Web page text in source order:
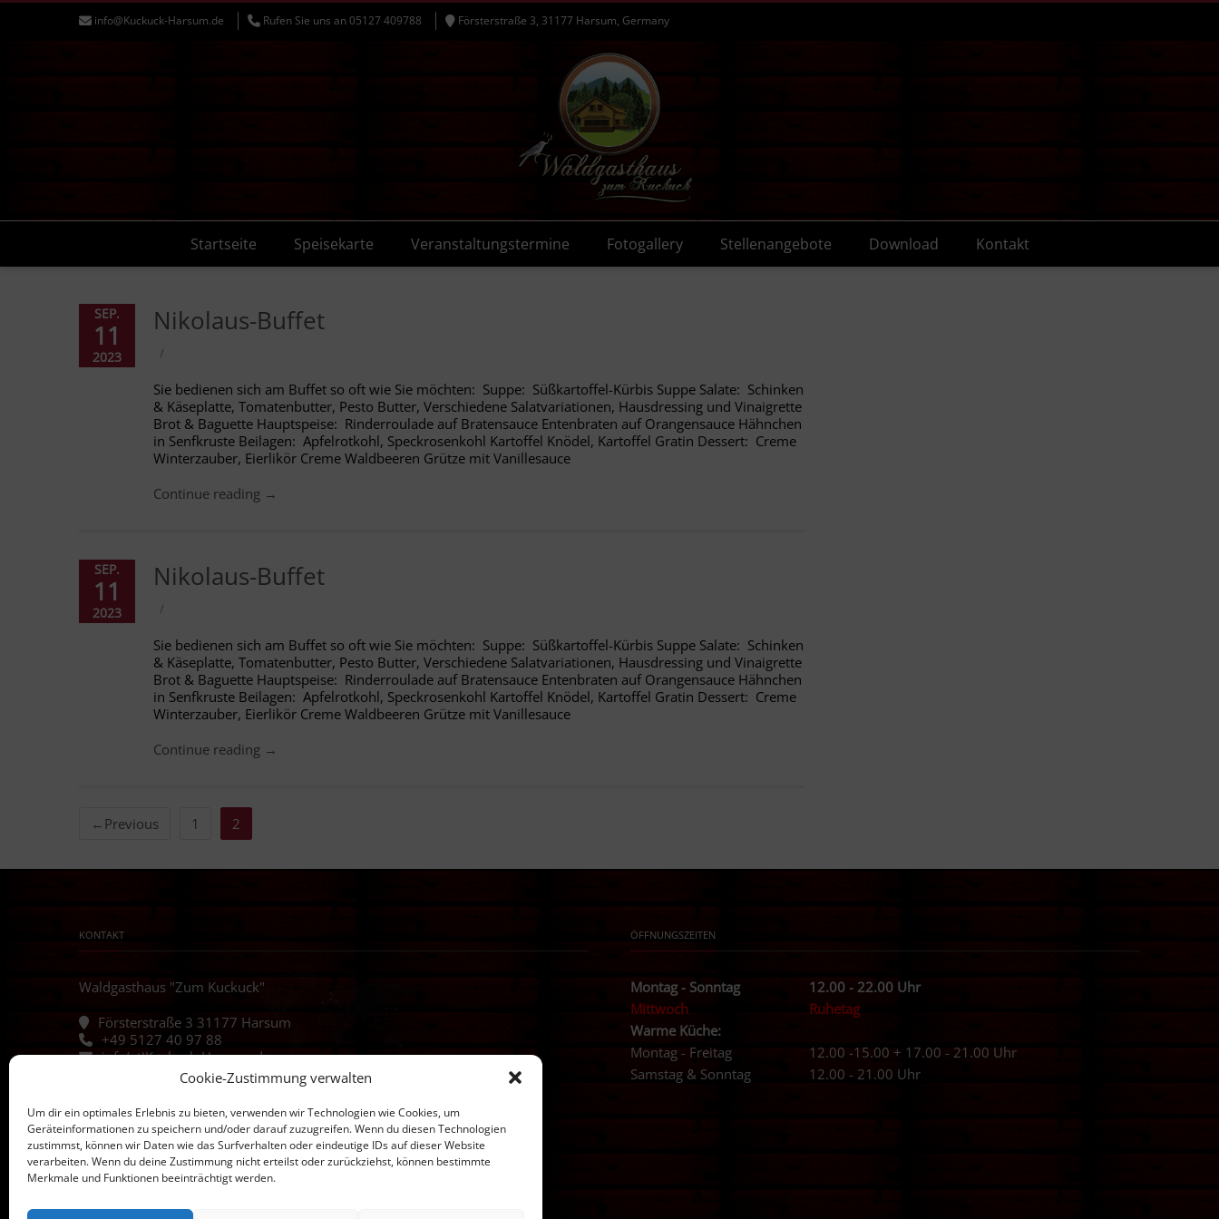
Cookie-Zustimmung verwalten
Um dir ein optimales Erlebnis zu bieten, verwenden wir Technologien wie Cookies, um
Geräteinformationen zu speichern und/oder darauf zuzugreifen. Wenn du diesen Technologien
zustimmst, können wir Daten wie das Surfverhalten oder eindeutige IDs auf dieser Website
verarbeiten. Wenn du deine Zustimmung nicht erteilst oder zurückziehst, können bestimmte
Merkmale und Funktionen beeinträchtigt werden.
info@Kuckuck-Harsum.de Rufen Sie uns an 05127 409788 Försterstraße 3, 31177 Harsum, Germany
Startseite Speisekarte Veranstaltungstermine Fotogallery Stellenangebote Download Kontakt
SEP.
11
2023
Nikolaus-Buffet
/
Sie bedienen sich am Buffet so oft wie Sie möchten: Suppe: Süßkartoffel-Kürbis Suppe Salate: Schinken
& Käseplatte, Tomatenbutter, Pesto Butter, Verschiedene Salatvariationen, Hausdressing und Vinaigrette
Brot & Baguette Hauptspeise: Rinderroulade auf Bratensauce Entenbraten auf Orangensauce Hähnchen
in Senfkruste Beilagen: Apfelrotkohl, Speckrosenkohl Kartoffel Knödel, Kartoffel Gratin Dessert: Creme
Winterzauber, Eierlikör Creme Waldbeeren Grütze mit Vanillesauce
Continue reading →
SEP.
11
2023
Nikolaus-Buffet
/
Sie bedienen sich am Buffet so oft wie Sie möchten: Suppe: Süßkartoffel-Kürbis Suppe Salate: Schinken
& Käseplatte, Tomatenbutter, Pesto Butter, Verschiedene Salatvariationen, Hausdressing und Vinaigrette
Brot & Baguette Hauptspeise: Rinderroulade auf Bratensauce Entenbraten auf Orangensauce Hähnchen
in Senfkruste Beilagen: Apfelrotkohl, Speckrosenkohl Kartoffel Knödel, Kartoffel Gratin Dessert: Creme
Winterzauber, Eierlikör Creme Waldbeeren Grütze mit Vanillesauce
Continue reading →
←Previous 1 2
KONTAKT
Waldgasthaus "Zum Kuckuck"
Försterstraße 3 31177 Harsum
+49 5127 40 97 88
info(at)Kuckuck-Harsum.de
ÖFFNUNGSZEITEN
Montag - Sonntag
12.00 - 22.00 Uhr
Mittwoch
Ruhetag
Warme Küche:
Montag - Freitag
12.00 -15.00 + 17.00 - 21.00 Uhr
Samstag & Sonntag
12.00 - 21.00 Uhr